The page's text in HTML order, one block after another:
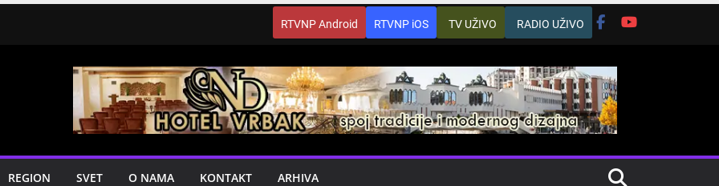
RTVNP Android RTVNP iOS TV UŽIVO RADIO UŽIVO
REGION SVET O NAMA KONTAKT ARHIVA